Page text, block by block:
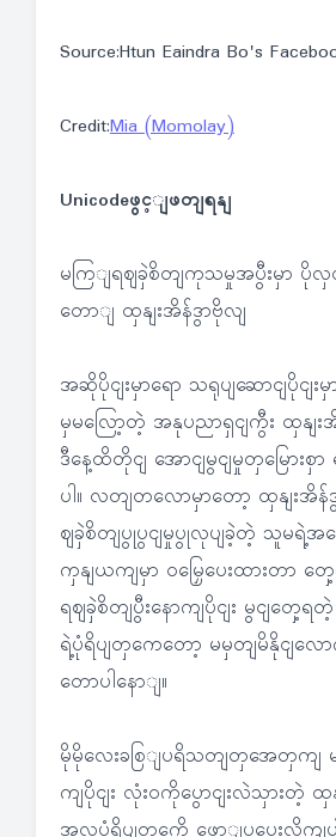
Source:Htun Eaindra Bo's
Credit:Mia (Momolay)
Unicodeဖွင့ျဖတျရနျ
မကြျရဈခှဲစိတျကုသမှုအပွီးမှာ
တောျ ထှနျးအိန်ဒွာဗိုလျ
အဆိုပိုငျးမှာရော သရုပျဆောငျပိုငျ
မှမလြော့တဲ့ အနုပညာရှငျကွီး ထှနျ
ဒီနေ့ထိတိုငျ အောငျမွငျမှုတှမြေား
ပါ။ လတျတလောမှာတော့ ထှနျးအိ
ဈခှဲစိတျပွုပွငျမှုပွုလုပျခဲ့တဲ့ သူမ
ကှနျယကျမှာ ဝမြှေပေးထားတာ တှ
ရဈခှဲစိတျပွီးနောကျပိုငျး မွငျတှေ့ရ
ရဲ့ပုံရိပျတှကေတော့ မမှတျမိနိုငျလေ
တောပါနောျ။
မိုမိုလေးခစြျပရိသတျတှအေတှကျ မ
ကျပိုငျး လုံးဝကိုပွောငျးလဲသှားတဲ့ ထှ
အလှပုံရိပျတှကေို ဖောျပွပေးလိုကျပ